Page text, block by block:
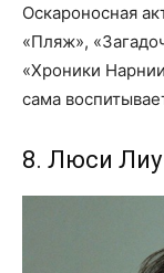
Оскароносная
«Пляж»,
«Хроники
сама
8. Люси Лиу